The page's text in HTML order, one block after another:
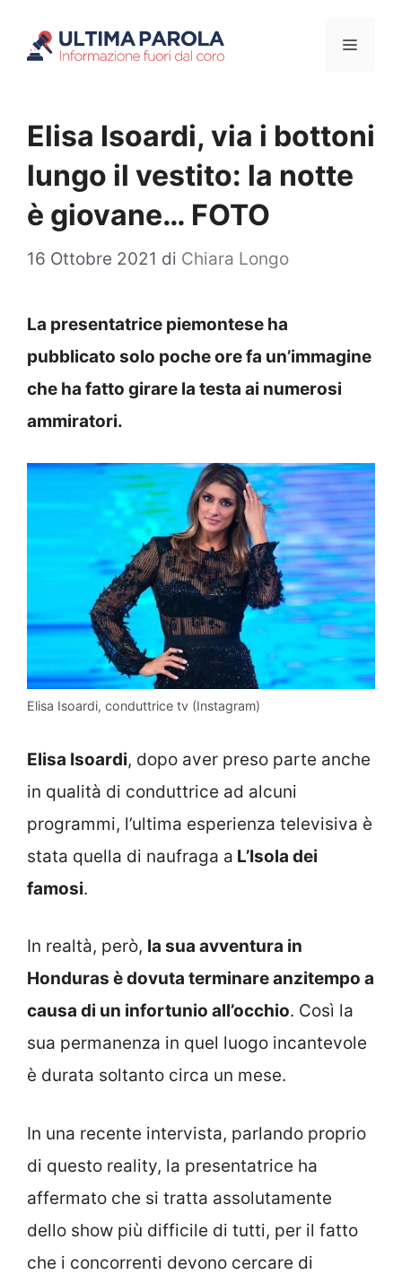
Menu
Elisa Isoardi, via i bottoni
lungo il vestito: la notte
è giovane… FOTO
16 Ottobre 2021 di Chiara Longo
La presentatrice piemontese ha
pubblicato solo poche ore fa un’immagine
che ha fatto girare la testa ai numerosi
ammiratori.
Elisa Isoardi, conduttrice tv (Instagram)
Elisa Isoardi, dopo aver preso parte anche
in qualità di conduttrice ad alcuni
programmi, l’ultima esperienza televisiva è
stata quella di naufraga a L’Isola dei
famosi.
In realtà, però, la sua avventura in
Honduras è dovuta terminare anzitempo a
causa di un infortunio all’occhio. Così la
sua permanenza in quel luogo incantevole
è durata soltanto circa un mese.
In una recente intervista, parlando proprio
di questo reality, la presentatrice ha
affermato che si tratta assolutamente
dello show più difficile di tutti, per il fatto
che i concorrenti devono cercare di